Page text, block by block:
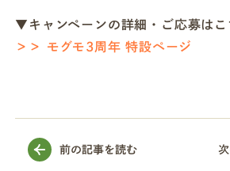
▼キャンペーンの詳細・ご応募はこ
＞＞ モグモ3周年 特設ページ
前の記事を読む